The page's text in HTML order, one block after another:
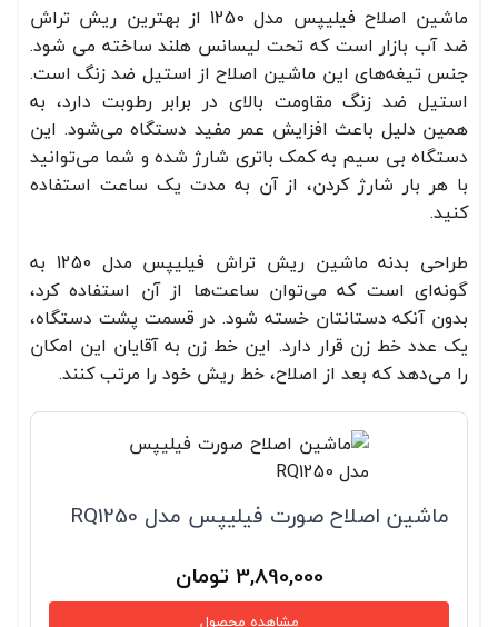
ماشین اصلاح فیلیپس مدل 1250 از بهترین ریش تراش
ضد آب بازار است که تحت لیسانس هلند ساخته می شود.
جنس تیغه‌های این ماشین اصلاح از استیل ضد زنگ است.
استیل ضد زنگ مقاومت بالای در برابر رطوبت دارد، به
همین دلیل باعث افزایش عمر مفید دستگاه می‌شود. این
دستگاه بی سیم به کمک باتری شارژ شده و شما می‌توانید
با هر بار شارژ کردن، از آن به مدت یک ساعت استفاده
کنید.
طراحی بدنه ماشین ریش تراش فیلیپس مدل 1250 به
گونه‌ای است که می‌توان ساعت‌ها از آن استفاده کرد،
بدون آنکه دستانتان خسته شود. در قسمت پشت دستگاه،
یک عدد خط زن قرار دارد. این خط زن به آقایان این امکان
را می‌دهد که بعد از اصلاح، خط ریش خود را مرتب کنند.
ماشین‌ اصلاح صورت فیلیپس مدل RQ1250
3,890,000تومان
مشاهده محصول